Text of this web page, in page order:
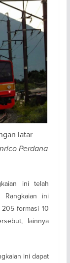
latar
Perdana
ini telah
ini
formasi 10
lainnya
ini dapat